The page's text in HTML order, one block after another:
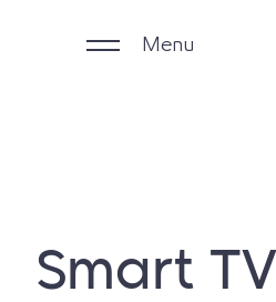
الوحدات الشهرية
Menu
Smart TV